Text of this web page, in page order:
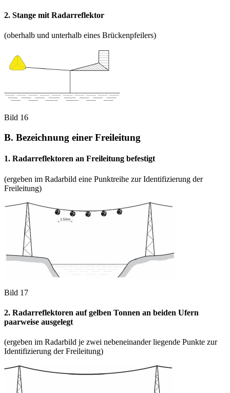
2. Stange mit Radarreflektor
(oberhalb und unterhalb eines Brückenpfeilers)
Bild 16
B. Bezeichnung einer Freileitung
1. Radarreflektoren an Freileitung befestigt
(ergeben im Radarbild eine Punktreihe zur Identifizierung der
Freileitung)
Bild 17
2. Radarreflektoren auf gelben Tonnen an beiden Ufern
paarweise ausgelegt
(ergeben im Radarbild je zwei nebeneinander liegende Punkte zur
Identifizierung der Freileitung)